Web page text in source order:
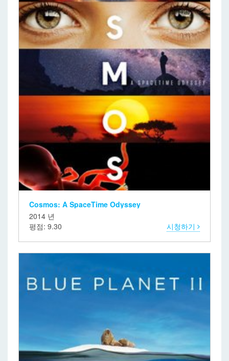
Cosmos: A SpaceTime Odyssey
2014 년
평점: 9.30
시청하기